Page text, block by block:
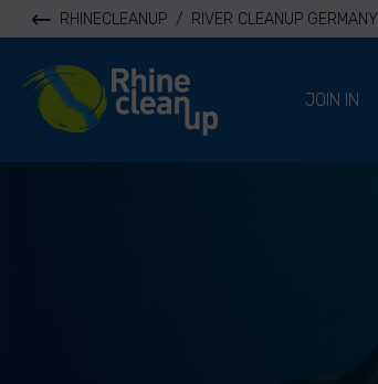
RHINECLEANUP / RIVER CLEANUP GERMANY
River Cleanup
JOIN IN